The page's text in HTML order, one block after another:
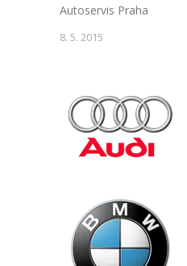
Autoservis Praha
8. 5. 2015